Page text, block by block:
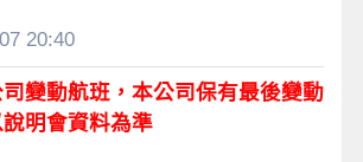
20:40
變動航班，本公司保有最後變動
明會資料為準